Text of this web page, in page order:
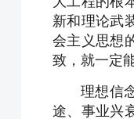
新和理论武
会主义思想
致，就一定
理想信
途、事业兴